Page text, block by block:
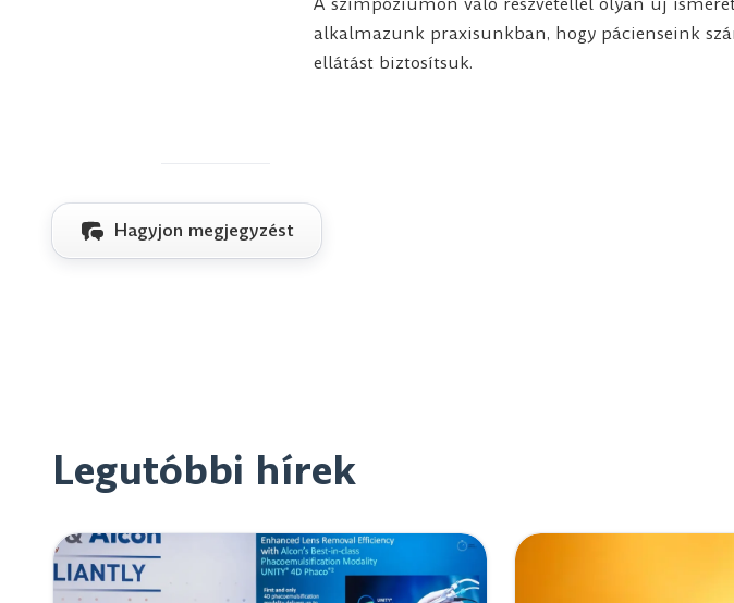
alkalmazunk praxisunkban, hogy pácienseink
ellátást biztosítsuk.
Hagyjon megjegyzést
Legutóbbi hírek